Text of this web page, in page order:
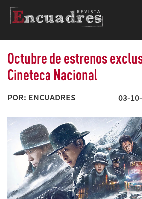
Octubre de estrenos
Cineteca Nacional
POR: ENCUADRES 03-